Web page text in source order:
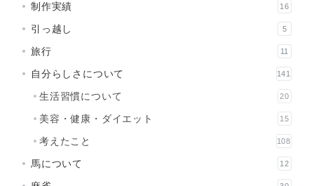
制作実績 16
引っ越し 5
旅行 11
自分らしさについて 141
生活習慣について 20
美容・健康・ダイエット 15
考えたこと 108
馬について 12